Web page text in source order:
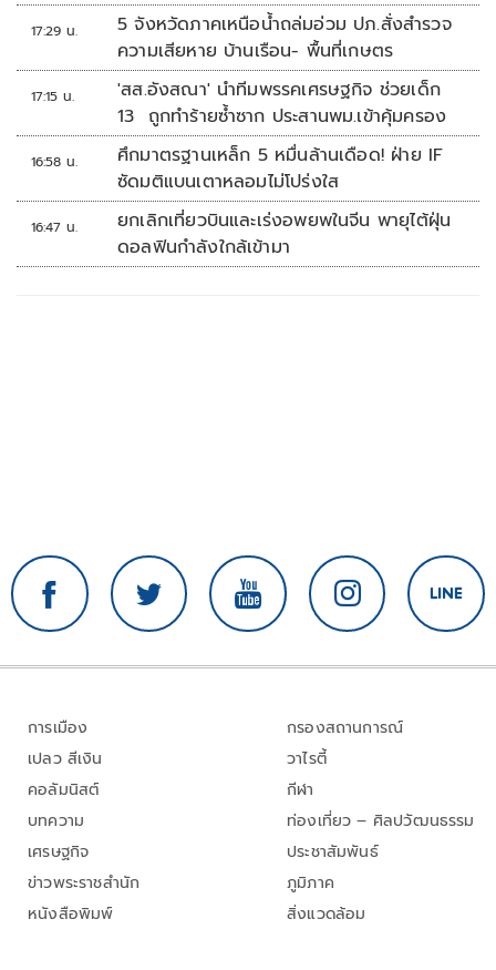
17:29 น.
5 จังหวัดภาคเหนือน้ำถล่มอ่วม ปภ.สั่งสำรวจ
ความเสียหาย บ้านเรือน- พื้นที่เกษตร
17:15 น.
'สส.อังสณา' นำทีมพรรคเศรษฐกิจ ช่วยเด็ก
13 ถูกทำร้ายซ้ำซาก ประสานพม.เข้าคุ้มครอง
16:58 น.
ศึกมาตรฐานเหล็ก 5 หมื่นล้านเดือด! ฝ่าย IF
ซัดมติแบนเตาหลอมไม่โปร่งใส
16:47 น.
ยกเลิกเที่ยวบินและเร่งอพยพในจีน พายุไต้ฝุ่น
ดอลฟินกำลังใกล้เข้ามา
การเมือง
เปลว สีเงิน
คอลัมนิสต์
บทความ
เศรษฐกิจ
ข่าวพระราชสำนัก
หนังสือพิมพ์
กรองสถานการณ์
วาไรตี้
กีฬา
ท่องเที่ยว – ศิลปวัฒนธรรม
ประชาสัมพันธ์
ภูมิภาค
สิ่งแวดล้อม